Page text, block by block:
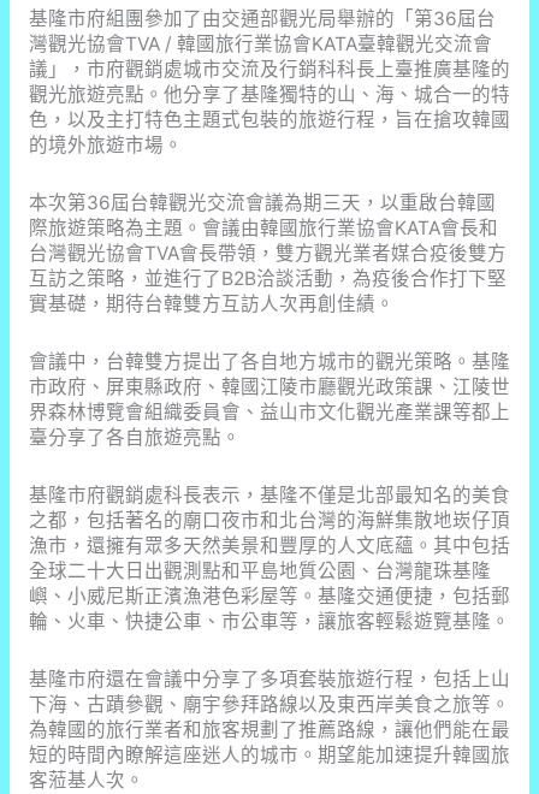
迎
接
最
美
蔦
屋
店，
品
味
日
本
質
感
選
物
與
WRIED
茶
屋
基隆市府組團參加了由交通部觀光局舉辦的「第36屆台
灣觀光協會TVA / 韓國旅行業協會KATA臺韓觀光交流會
議」，市府觀銷處城市交流及行銷科科長上臺推廣基隆的
觀光旅遊亮點。他分享了基隆獨特的山、海、城合一的特
色，以及主打特色主題式包裝的旅遊行程，旨在搶攻韓國
的境外旅遊市場。
本次第36屆台韓觀光交流會議為期三天，以重啟台韓國
際旅遊策略為主題。會議由韓國旅行業協會KATA會長和
台灣觀光協會TVA會長帶領，雙方觀光業者媒合疫後雙方
互訪之策略，並進行了B2B洽談活動，為疫後合作打下堅
實基礎，期待台韓雙方互訪人次再創佳績。
會議中，台韓雙方提出了各自地方城市的觀光策略。基隆
市政府、屏東縣政府、韓國江陵市廳觀光政策課、江陵世
界森林博覽會組織委員會、益山市文化觀光產業課等都上
臺分享了各自旅遊亮點。
基隆市府觀銷處科長表示，基隆不僅是北部最知名的美食
之都，包括著名的廟口夜市和北台灣的海鮮集散地崁仔頂
漁市，還擁有眾多天然美景和豐厚的人文底蘊。其中包括
全球二十大日出觀測點和平島地質公園、台灣龍珠基隆
嶼、小威尼斯正濱漁港色彩屋等。基隆交通便捷，包括郵
輪、火車、快捷公車、市公車等，讓旅客輕鬆遊覽基隆。
基隆市府還在會議中分享了多項套裝旅遊行程，包括上山
下海、古蹟參觀、廟宇參拜路線以及東西岸美食之旅等。
為韓國的旅行業者和旅客規劃了推薦路線，讓他們能在最
短的時間內瞭解這座迷人的城市。期望能加速提升韓國旅
客蒞基人次。